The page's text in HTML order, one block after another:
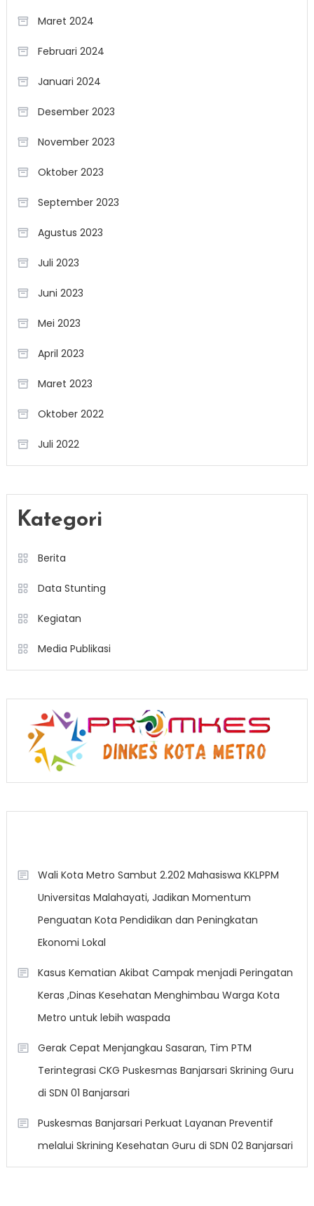
Maret 2024
Februari 2024
Januari 2024
Desember 2023
November 2023
Oktober 2023
September 2023
Agustus 2023
Juli 2023
Juni 2023
Mei 2023
April 2023
Maret 2023
Oktober 2022
Juli 2022
Kategori
Berita
Data Stunting
Kegiatan
Media Publikasi
Wali Kota Metro Sambut 2.202 Mahasiswa KKLPPM
Universitas Malahayati, Jadikan Momentum
Penguatan Kota Pendidikan dan Peningkatan
Ekonomi Lokal
Kasus Kematian Akibat Campak menjadi Peringatan
Keras ,Dinas Kesehatan Menghimbau Warga Kota
Metro untuk lebih waspada
Gerak Cepat Menjangkau Sasaran, Tim PTM
Terintegrasi CKG Puskesmas Banjarsari Skrining Guru
di SDN 01 Banjarsari
Puskesmas Banjarsari Perkuat Layanan Preventif
melalui Skrining Kesehatan Guru di SDN 02 Banjarsari